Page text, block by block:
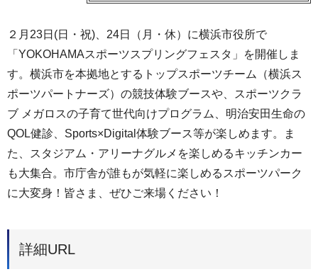
２月23日(日・祝)、24日（月・休）に横浜市役所で
「YOKOHAMAスポーツスプリングフェスタ」を開催しま
す。横浜市を本拠地とするトップスポーツチーム（横浜ス
ポーツパートナーズ）の競技体験ブースや、スポーツクラ
ブ メガロスの子育て世代向けプログラム、明治安田生命の
QOL健診、Sports×Digital体験ブース等が楽しめます。ま
た、スタジアム・アリーナグルメを楽しめるキッチンカー
も大集合。市庁舎が誰もが気軽に楽しめるスポーツパーク
に大変身！皆さま、ぜひご来場ください！
詳細URL